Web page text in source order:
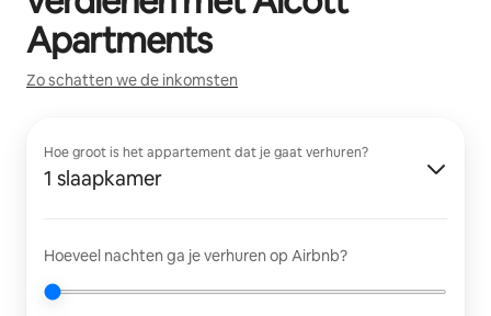
Apartments
Zo schatten we de inkomsten
Hoe groot is het appartement dat je gaat verhuren?
1 slaapkamer
Hoeveel nachten ga je verhuren op Airbnb?